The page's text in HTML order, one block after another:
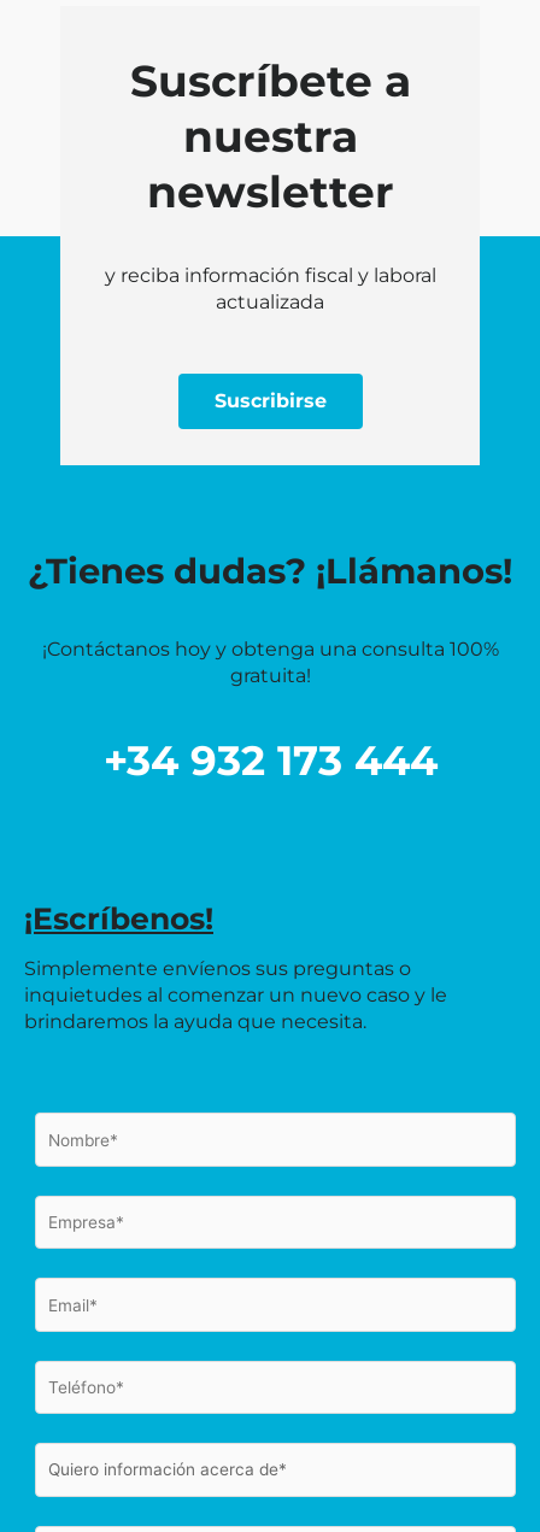
Suscríbete a
nuestra
newsletter
y reciba información fiscal y laboral
actualizada
Suscribirse
¿Tienes dudas? ¡Llámanos!
¡Contáctanos hoy y obtenga una consulta 100%
gratuita!
+34 932 173 444
¡Escríbenos!
Simplemente envíenos sus preguntas o
inquietudes al comenzar un nuevo caso y le
brindaremos la ayuda que necesita.